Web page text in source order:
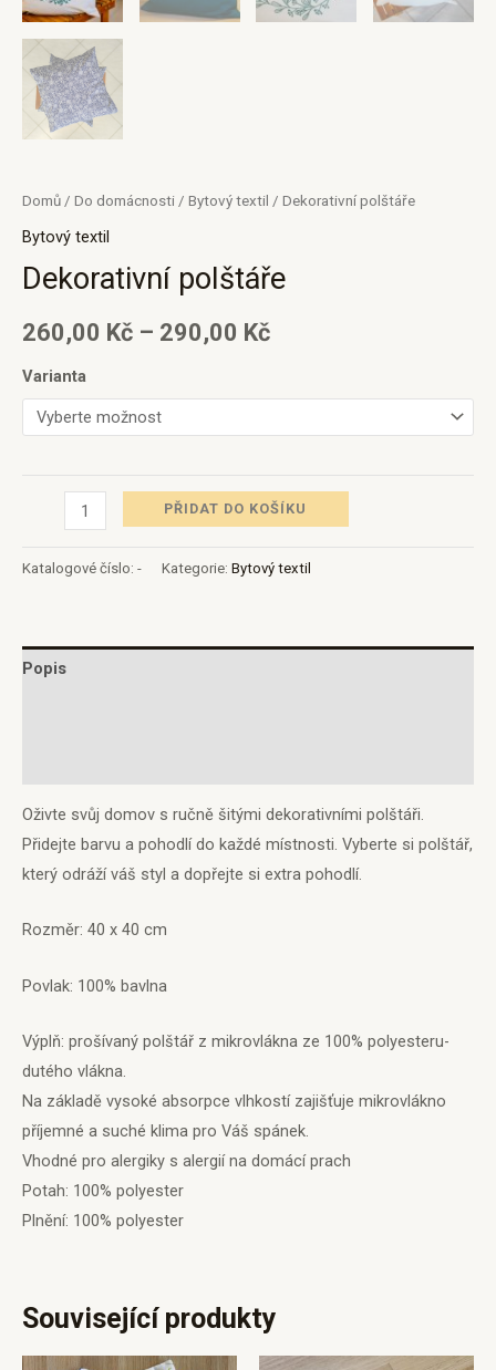
Domů / Do domácnosti / Bytový textil / Dekorativní polštáře
Bytový textil
Dekorativní polštáře
260,00 Kč – 290,00 Kč
Varianta
PŘIDAT DO KOŠÍKU
Katalogové číslo: - Kategorie: Bytový textil
Popis
Oživte svůj domov s ručně šitými dekorativními polštáři.
Přidejte barvu a pohodlí do každé místnosti. Vyberte si polštář,
který odráží váš styl a dopřejte si extra pohodlí.
Rozměr: 40 x 40 cm
Povlak: 100% bavlna
Výplň: prošívaný polštář z mikrovlákna ze 100% polyesteru-
dutého vlákna.
Na základě vysoké absorpce vlhkostí zajišťuje mikrovlákno
příjemné a suché klima pro Váš spánek.
Vhodné pro alergiky s alergií na domácí prach
Potah: 100% polyester
Plnění: 100% polyester
Související produkty